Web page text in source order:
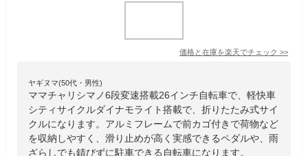
価格と在庫を楽天でチェック >>
ヤギヌマ(50代・男性)
ママチャリシマノ6段変速搭載26インチ自転車で、軽快車
シティサイクルダイナモライト搭載で、折りたたみ式サイ
クルになります。アルミフレームで前カゴ付きで荷物など
を収納しやすく、滑り止めが高く実感できるペダルや、雨
ざらしでも錆びずに駐車できる自転車になります。